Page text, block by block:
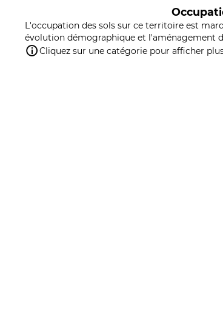
L'occupation des sols sur ce territoire est
évolution démographique et l'aménagement
Cliquez sur une catégorie pour afficher